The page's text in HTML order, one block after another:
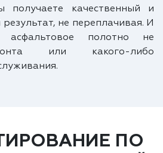
получаете качественный и
не переплачивая. И
асфальтовое полотно не
или какого-либо
ПО